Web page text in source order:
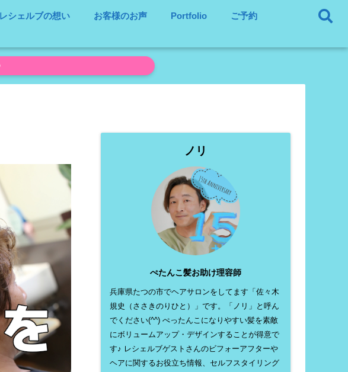
レシェルブの想い お客様のお声 Portfolio ご予約
ノリ
ぺたんこ髪お助け理容師
兵庫県たつの市でヘアサロンをしてます「佐々木
規史（ささきのりひと）」です。「ノリ」と呼ん
でください(^^) ぺったんこになりやすい髪を素敵
にボリュームアップ・デザインすることが得意で
す♪ レシェルブゲストさんのビフォーアフターや
ヘアに関するお役立ち情報、セルフスタイリング